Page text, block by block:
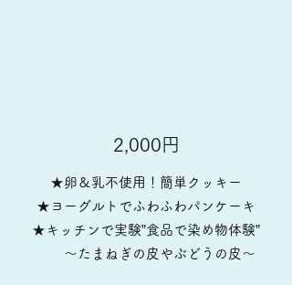
2,000円​
★卵＆乳不使用！簡単クッキー
★ヨーグルトでふわふわパンケーキ
★キッチンで実験”食品で染め物体験”
​ ～たまねぎの皮やぶどうの皮～